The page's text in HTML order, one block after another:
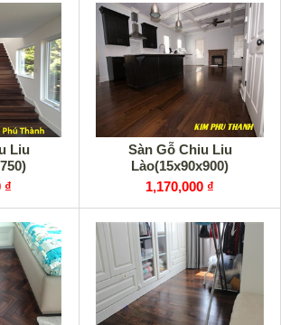
Liu
₫
Sàn Gỗ Chiu Liu
Lào(15x90x900)
1,170,000 ₫